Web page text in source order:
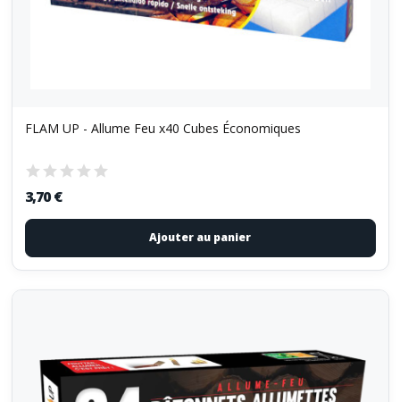
FLAM UP - Allume Feu x40 Cubes Économiques
3,70 €
Ajouter au panier